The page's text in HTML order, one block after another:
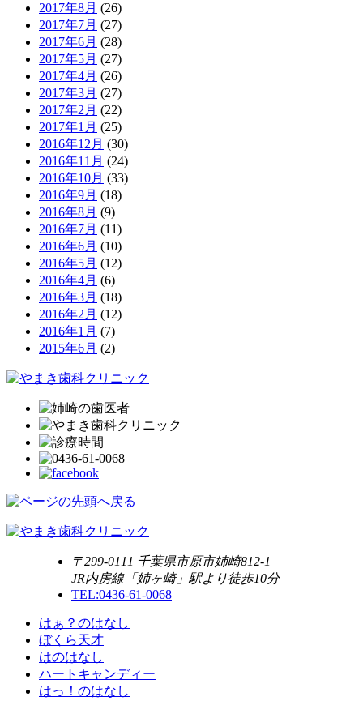
2017年8月 (26)
2017年7月 (27)
2017年6月 (28)
2017年5月 (27)
2017年4月 (26)
2017年3月 (27)
2017年2月 (22)
2017年1月 (25)
2016年12月 (30)
2016年11月 (24)
2016年10月 (33)
2016年9月 (18)
2016年8月 (9)
2016年7月 (11)
2016年6月 (10)
2016年5月 (12)
2016年4月 (6)
2016年3月 (18)
2016年2月 (12)
2016年1月 (7)
2015年6月 (2)
〒299-0111 千葉県市原市姉崎812-1
JR内房線「姉ヶ崎」駅より徒歩10分
TEL:0436-61-0068
はぁ？のはなし
ぼくら天才
はのはなし
ハートキャンディー
はっ！のはなし